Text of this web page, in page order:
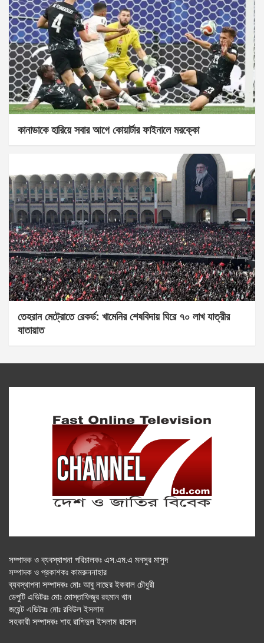
কানাডাকে হারিয়ে সবার আগে কোয়ার্টার ফাইনালে মরক্কো
তেহরান মেট্রোতে রেকর্ড: খামেনির শেষবিদায় ঘিরে ৭০ লাখ যাত্রীর
যাতায়াত
সম্পাদক ও ব্যবস্থাপনা পরিচালকঃ এস.এম.এ মনসুর মাসুদ
সম্পাদক ও প্রকাশকঃ কামরুননাহার
ব্যবস্থাপনা সম্পাদকঃ মোঃ আবু নাছের ইকবাল চৌধুরী
ডেপুটি এডিটরঃ মোঃ মোস্তাফিজুর রহমান খান
জয়েন্ট এডিটরঃ মোঃ রবিউল ইসলাম
সহকারী সম্পাদকঃ শাহ রাশিদুল ইসলাম রাসেল